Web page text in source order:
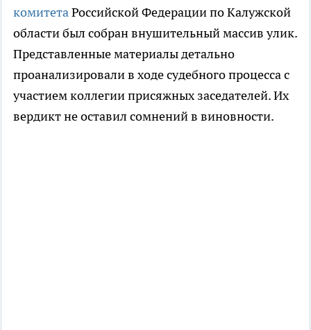
комитетаРоссийской Федерации по Калужской
области был собран внушительный массив улик.
Представленные материалы детально
проанализировали в ходе судебного процесса с
участием коллегии присяжных заседателей. Их
вердикт не оставил сомнений в виновности.